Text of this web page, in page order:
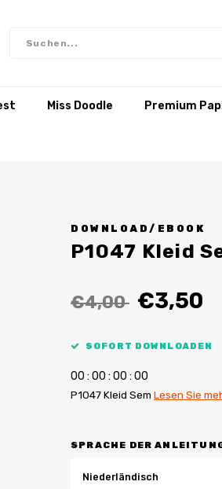
Miss Doodle Premium
DOWNLOAD/EBOOK
P1047 Kleid
€4,00 €3,50
SOFORT DOWNLOADEN
00 : 00 : 00 : 00
P1047 Kleid Sem Lesen Sie
SPRACHE DER
Niederländisch